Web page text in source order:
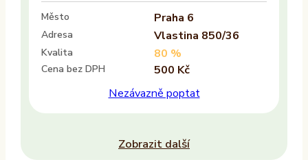
Město
Praha 6
Adresa Vlastina 850/36
Kvalita 80 %
Cena bez DPH
500 Kč
Nezávazně poptat
Zobrazit další